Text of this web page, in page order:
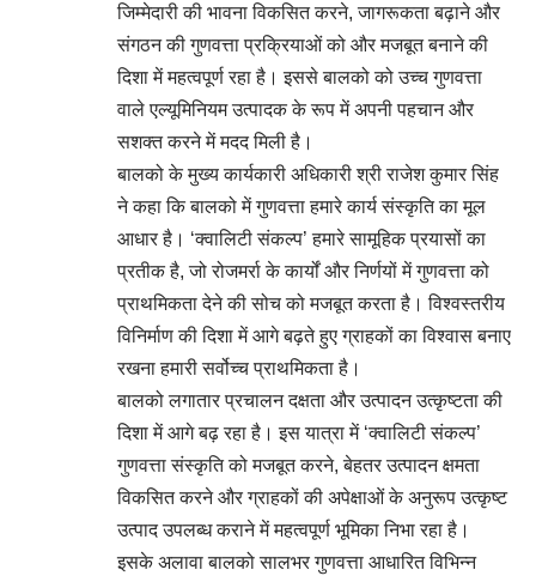
जिम्मेदारी की भावना विकसित करने, जागरूकता बढ़ाने और
संगठन की गुणवत्ता प्रक्रियाओं को और मजबूत बनाने की
दिशा में महत्वपूर्ण रहा है। इससे बालको को उच्च गुणवत्ता
वाले एल्यूमिनियम उत्पादक के रूप में अपनी पहचान और
सशक्त करने में मदद मिली है।
बालको के मुख्य कार्यकारी अधिकारी श्री राजेश कुमार सिंह
ने कहा कि बालको में गुणवत्ता हमारे कार्य संस्कृति का मूल
आधार है। ‘क्वालिटी संकल्प’ हमारे सामूहिक प्रयासों का
प्रतीक है, जो रोजमर्रा के कार्यों और निर्णयों में गुणवत्ता को
प्राथमिकता देने की सोच को मजबूत करता है। विश्वस्तरीय
विनिर्माण की दिशा में आगे बढ़ते हुए ग्राहकों का विश्वास बनाए
रखना हमारी सर्वोच्च प्राथमिकता है।
बालको लगातार प्रचालन दक्षता और उत्पादन उत्कृष्टता की
दिशा में आगे बढ़ रहा है। इस यात्रा में ‘क्वालिटी संकल्प’
गुणवत्ता संस्कृति को मजबूत करने, बेहतर उत्पादन क्षमता
विकसित करने और ग्राहकों की अपेक्षाओं के अनुरूप उत्कृष्ट
उत्पाद उपलब्ध कराने में महत्वपूर्ण भूमिका निभा रहा है।
इसके अलावा बालको सालभर गुणवत्ता आधारित विभिन्न